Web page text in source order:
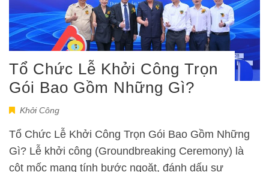
Tổ Chức Lễ Khởi Công Trọn
Gói Bao Gồm Những Gì?
Khởi Công
Tổ Chức Lễ Khởi Công Trọn Gói Bao Gồm Những
Gì? Lễ khởi công (Groundbreaking Ceremony) là
cột mốc mang tính bước ngoặt, đánh dấu sự